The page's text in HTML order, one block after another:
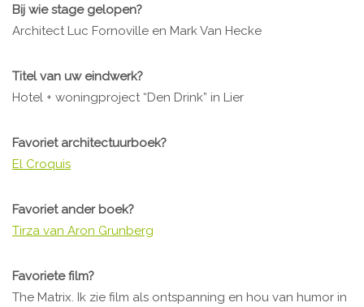
Bij wie stage gelopen?
Architect Luc Fornoville en Mark Van Hecke
Titel van uw eindwerk?
Hotel + woningproject “Den Drink” in Lier
Favoriet architectuurboek?
El Croquis
Favoriet ander boek?
Tirza van Aron Grunberg
Favoriete film?
The Matrix. Ik zie film als ontspanning en hou van humor in